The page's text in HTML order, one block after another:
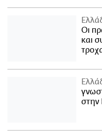
Οι
και
στην